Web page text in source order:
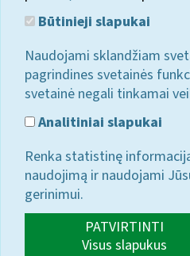
Būtinieji slapukai
Naudojami sklandžiam
pagrindines svetainės
svetainė negali tinkamai
Analitiniai slapukai
Renka statistinę
naudojimą ir naudojami
gerinimui.
PATVIRTINTI
Visus slapukus